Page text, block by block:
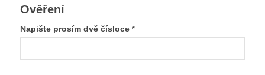
Ověření
Napište prosím dvě čísloce *